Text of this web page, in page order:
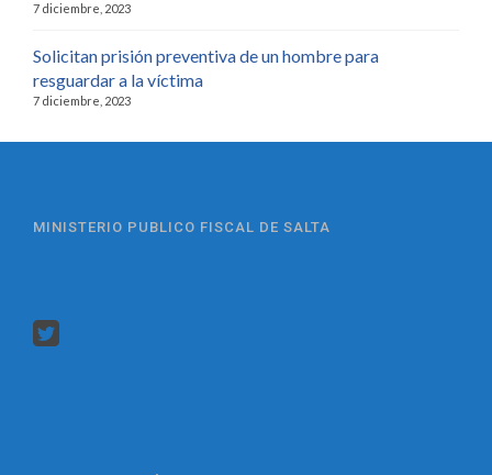
7 diciembre, 2023
Solicitan prisión preventiva de un hombre para
resguardar a la víctima
7 diciembre, 2023
MINISTERIO PUBLICO FISCAL DE SALTA